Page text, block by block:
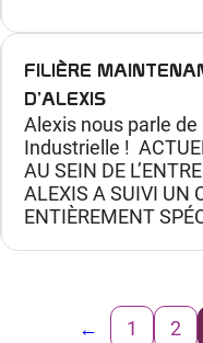
FILIÈRE
D’ALEXIS
Alexis nous parle
Industrielle !
AU SEIN DE
ALEXIS A SUIVI UN
ENTIÈREMENT
← 1 2